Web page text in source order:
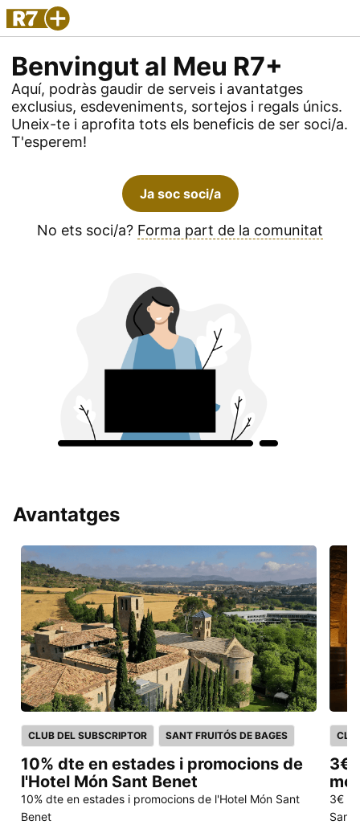
Benvingut al Meu R7+
Aquí, podràs gaudir de serveis i avantatges
exclusius, esdeveniments, sortejos i regals únics.
Uneix-te i aprofita tots els beneficis de ser soci/a.
T'esperem!
Ja soc soci/a
No ets soci/a? Forma part de la comunitat
Avantatges
CLUB DEL SUBSCRIPTOR SANT FRUITÓS DE BAGES
10% dte en estades i promocions de
l'Hotel Món Sant Benet
10% dte en estades i promocions de l'Hotel Món Sant
Benet
3€
3€
Sant